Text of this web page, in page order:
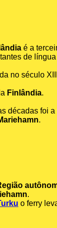
é a
de
no século
Finlândia.
décadas foi
.
.
o ferry